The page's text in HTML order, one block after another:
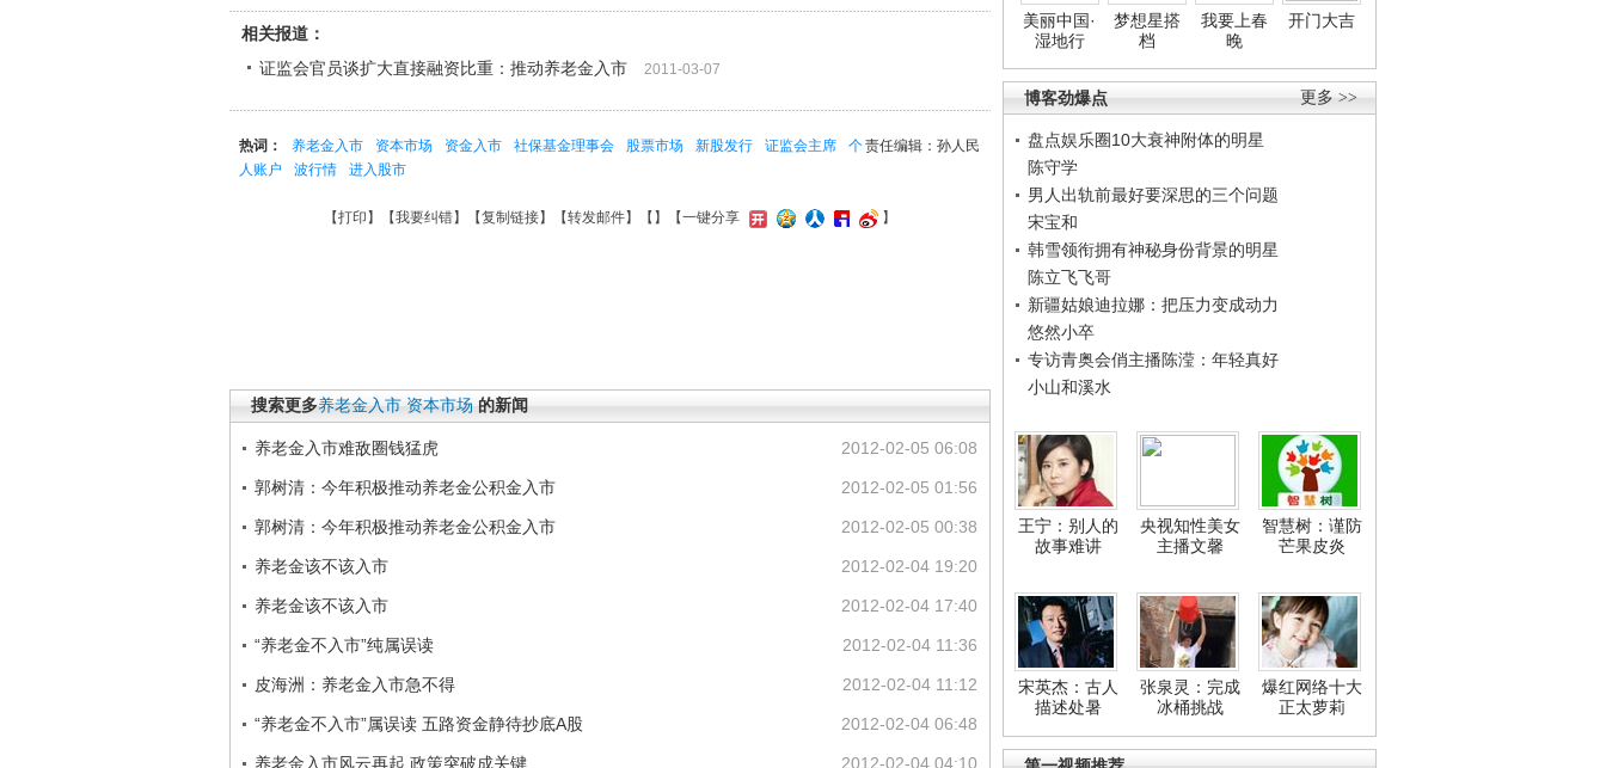
美丽中国·
湿地行
梦想星搭
档
我要上春
晚
开门大吉
更多 >>
博客劲爆点
盘点娱乐圈10大衰神附体的明星
陈守学
男人出轨前最好要深思的三个问题
宋宝和
韩雪领衔拥有神秘身份背景的明星
陈立飞飞哥
新疆姑娘迪拉娜：把压力变成动力
悠然小卒
专访青奥会俏主播陈滢：年轻真好
小山和溪水
王宁：别人的
故事难讲
央视知性美女
主播文馨
智慧树：谨防
芒果皮炎
宋英杰：古人
描述处暑
张泉灵：完成
冰桶挑战
爆红网络十大
正太萝莉
相关报道：
证监会官员谈扩大直接融资比重：推动养老金入市
2011-03-07
责任编辑：孙人民
热词： 养老金入市 资本市场 资金入市 社保基金理事会 股票市场 新股发行 证监会主席
个
人账户
波行情 进入股市
【打印 】【我要纠错】【复制链接】【转发邮件】【 】 【一键分享 】
搜索更多养老金入市 资本市场 的新闻
2012-02-05 06:08
养老金入市难敌圈钱猛虎
2012-02-05 01:56
郭树清：今年积极推动养老金公积金入市
2012-02-05 00:38
郭树清：今年积极推动养老金公积金入市
2012-02-04 19:20
养老金该不该入市
2012-02-04 17:40
养老金该不该入市
2012-02-04 11:36
“养老金不入市”纯属误读
2012-02-04 11:12
皮海洲：养老金入市急不得
2012-02-04 06:48
“养老金不入市”属误读 五路资金静待抄底A股
2012-02-04 04:10
养老金入市风云再起 政策突破成关键